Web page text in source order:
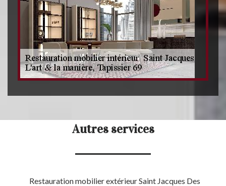
Autres services
Restauration mobilier extérieur Saint Jacques Des